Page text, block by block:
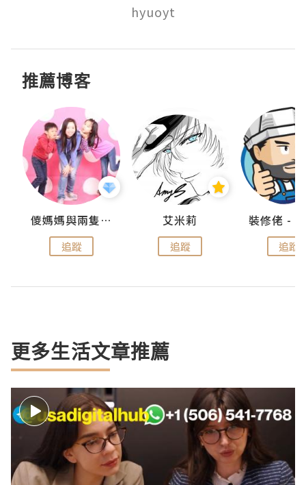
推薦博客
儍媽媽與兩隻小魔怪之家
追蹤
艾米莉
追蹤 追蹤
更多生活文章推薦